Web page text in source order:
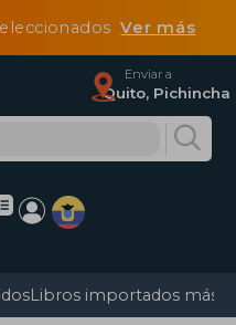
Ver más
Enviar a
Quito, Pichincha
Libros importados más